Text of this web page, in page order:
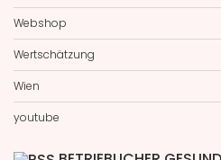
Webshop
Wertschätzung
Wien
youtube